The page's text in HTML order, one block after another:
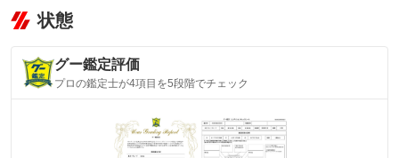
状態
グー鑑定評価
プロの鑑定士が4項目を5段階でチェック